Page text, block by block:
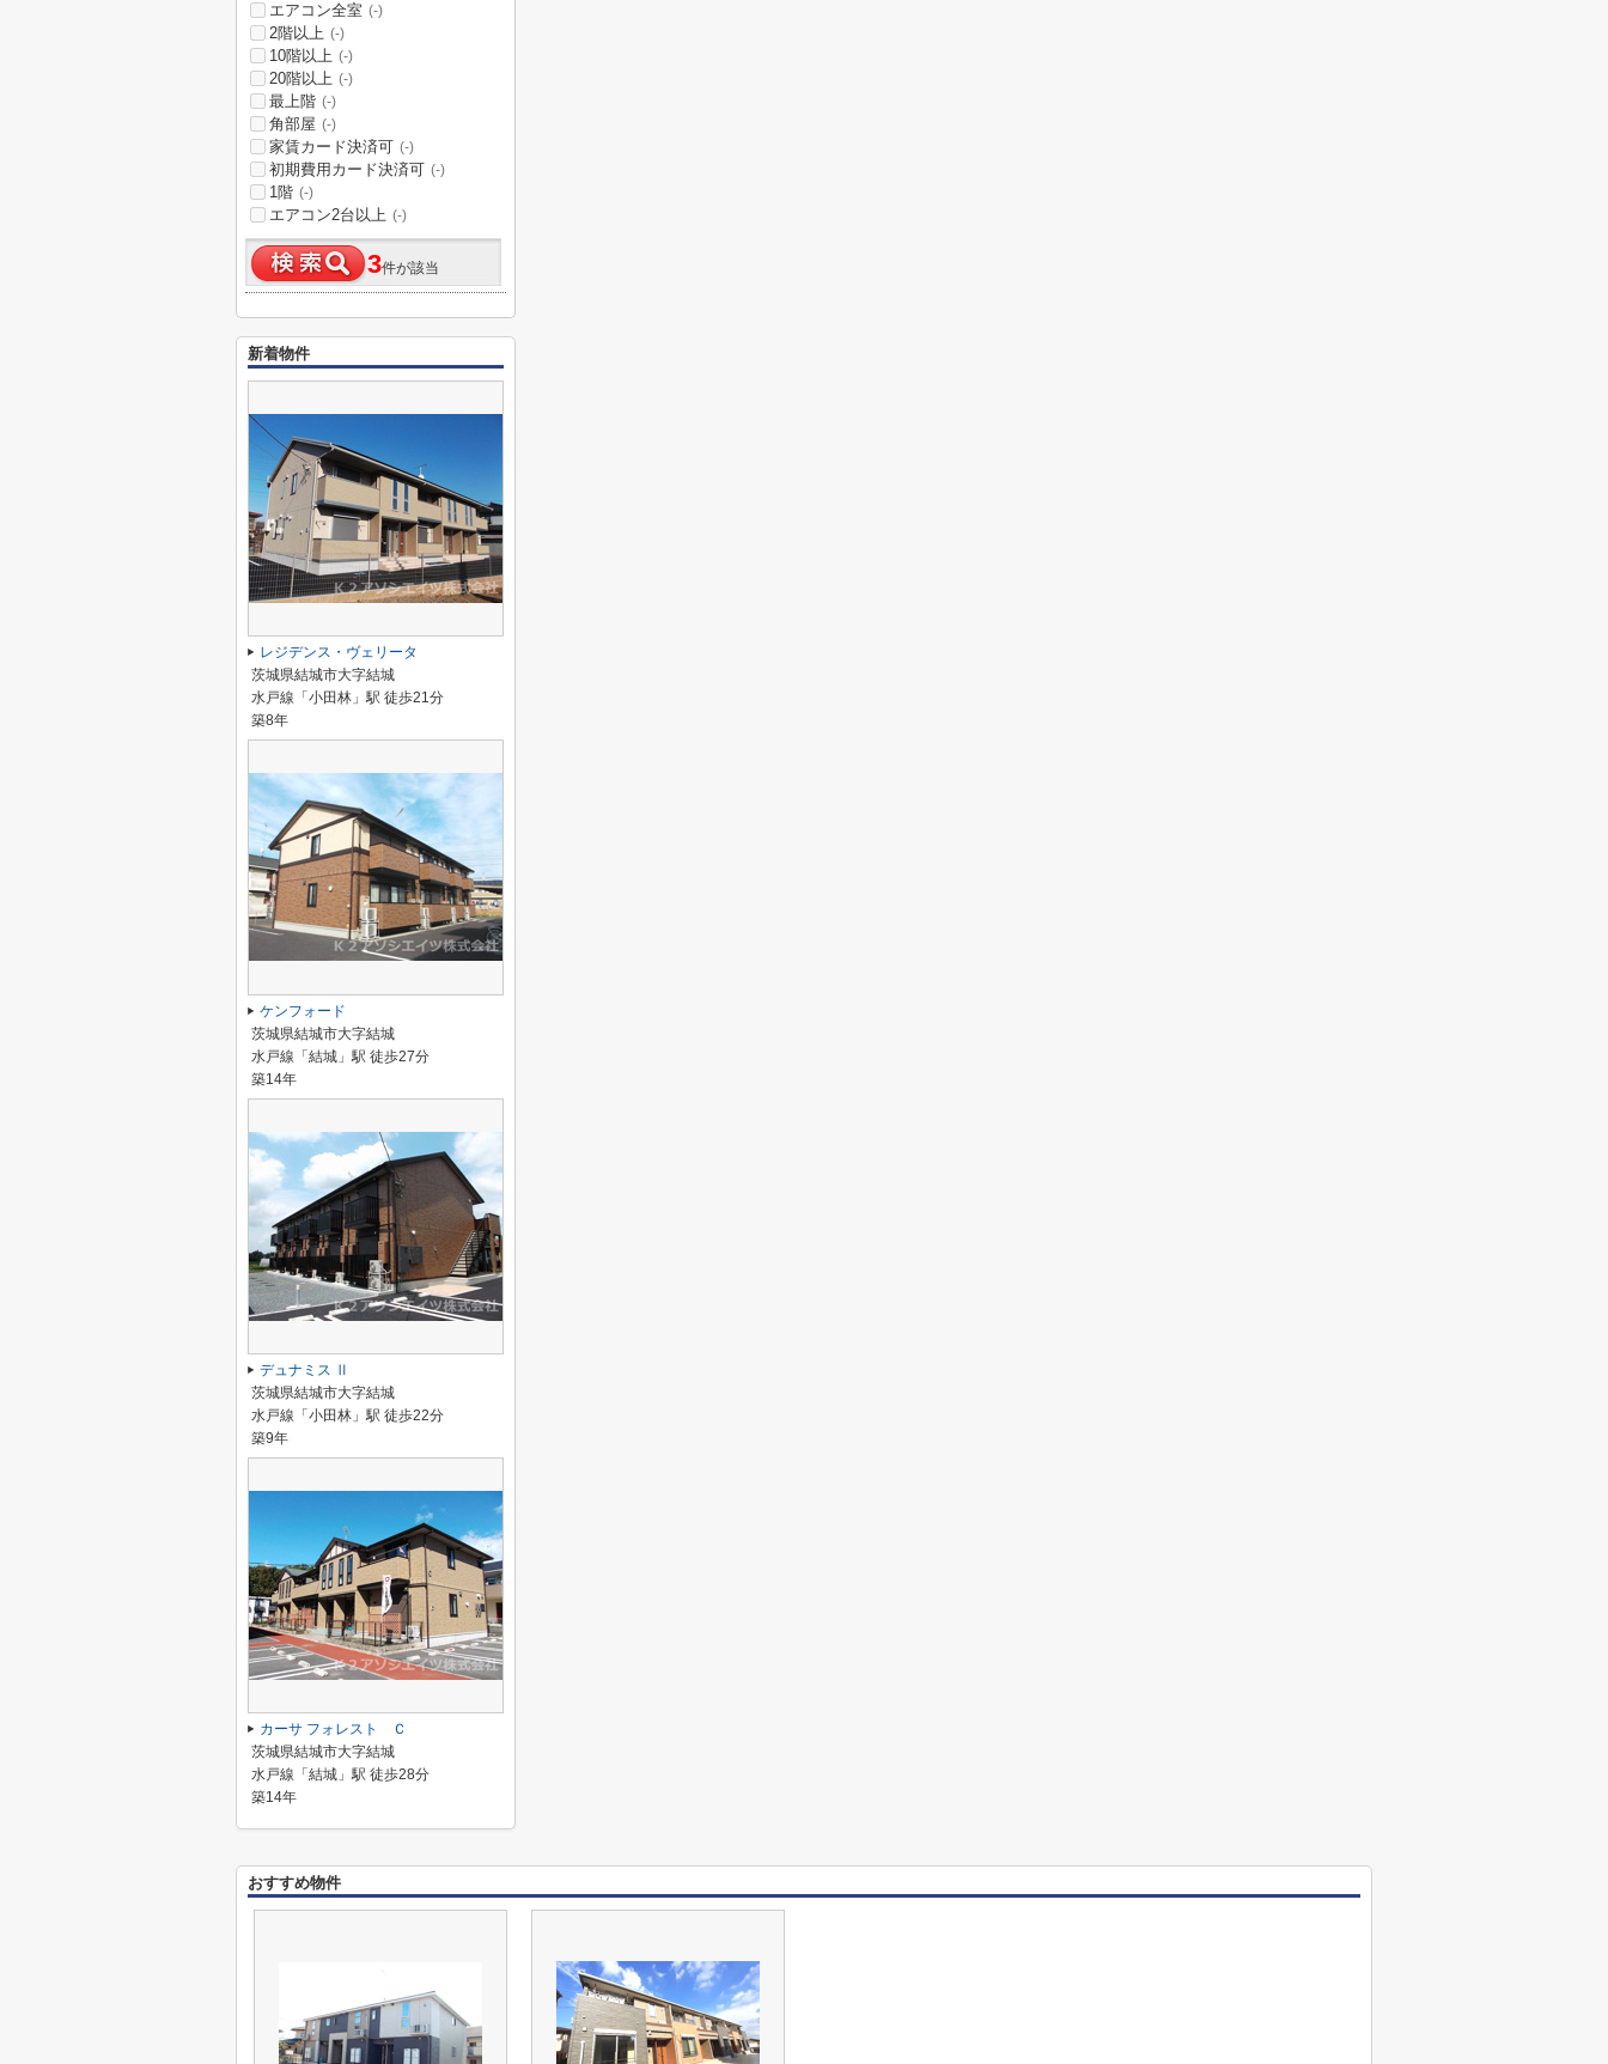
エアコン全室 (-)
2階以上 (-)
10階以上 (-)
20階以上 (-)
最上階 (-)
角部屋 (-)
家賃カード決済可 (-)
初期費用カード決済可 (-)
1階 (-)
エアコン2台以上 (-)
3件が該当
新着物件
レジデンス・ヴェリータ
茨城県結城市大字結城
水戸線「小田林」駅 徒歩21分
築8年
ケンフォード
茨城県結城市大字結城
水戸線「結城」駅 徒歩27分
築14年
デュナミス Ⅱ
茨城県結城市大字結城
水戸線「小田林」駅 徒歩22分
築9年
カーサ フォレスト Ｃ
茨城県結城市大字結城
水戸線「結城」駅 徒歩28分
築14年
おすすめ物件